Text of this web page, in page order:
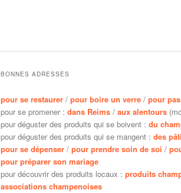
BONNES ADRESSES
pour se restaurer / pour boire un verre / pour
pour se promener : dans Reims / aux alentours
pour déguster des produits qui se boivent : du
pour déguster des produits qui se mangent : des
pour se dépenser / pour prendre soin de soi /
pour préparer son mariage
pour découvrir des produits locaux : produits
associations champenoises